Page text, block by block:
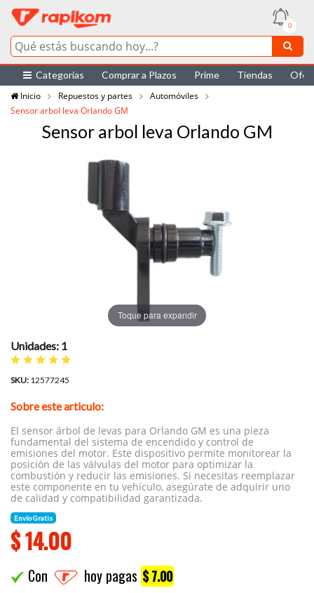
0
Categorías Comprar a Plazos Prime Tiendas
Inicio
Repuestos y partes
Automóviles
Sensor arbol leva Orlando GM
Sensor arbol leva Orlando GM
Toque para expandir
Unidades: 1
SKU: 12577245
Sobre este articulo:
El sensor árbol de levas para Orlando GM es una pieza
fundamental del sistema de encendido y control de
emisiones del motor. Este dispositivo permite monitorear la
posición de las válvulas del motor para optimizar la
combustión y reducir las emisiones. Si necesitas reemplazar
este componente en tu vehículo, asegúrate de adquirir uno
de calidad y compatibilidad garantizada.
Envío Gratis
$14.00
Con hoy pagas $ 7.00